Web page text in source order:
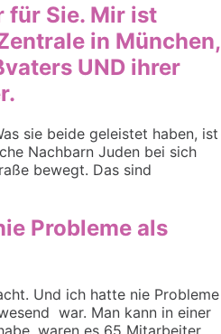
für Sie. Mir ist
in München,
UND ihrer
sie beide geleistet haben, ist
Nachbarn Juden bei sich
bewegt. Das sind
Probleme als
Und ich hatte nie Probleme
war. Man kann in einer
waren es 65 Mitarbeiter,